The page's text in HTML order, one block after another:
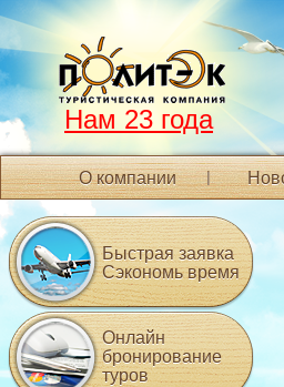
Нам 23 года
О компании
Быстрая заявка
Сэкономь время
Онлайн
бронирование
туров